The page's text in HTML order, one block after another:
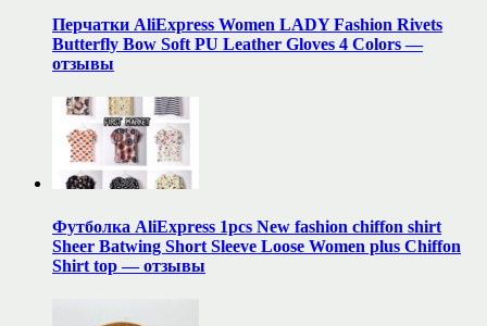
Перчатки AliExpress Women LADY Fashion Rivets
Butterfly Bow Soft PU Leather Gloves 4 Colors —
отзывы
Футболка AliExpress 1pcs New fashion chiffon shirt
Sheer Batwing Short Sleeve Loose Women plus Chiffon
Shirt top — отзывы